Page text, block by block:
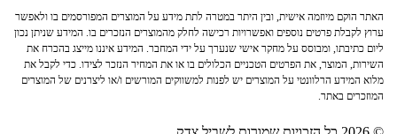
האתר הוקם מיוזמה אישית, ובין היתר במטרה לתת מידע על המוצרים המפורסמים בו ולאפשר
ערוץ לקבלת פרטים נוספים ואפשרויות רכישה לחלק מהמוצרים הנזכרים בו. המידע שניתן נכון
ליום כתיבתו, ומבוסס על מחקר אישי שנערך על ידי המחבר. המידע איננו מייצג בהכרח את
השירות, המוצר, את הפרטים הטכניים הכלולים בו או את המחיר הנזכר לצידו. כדי לקבל את
מלוא המידע הרלוונטי על המוצרים יש לפנות למשווקים המורשים ו/או ליצרנים של המוצרים
המוזכרים באתר.